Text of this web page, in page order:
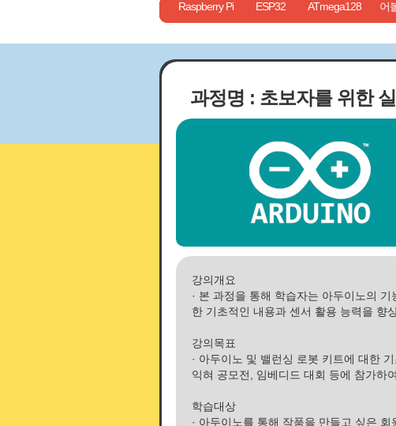
Chat GPT AI 툴 일반 AI 그래픽 활용
1단계 컴퓨터는 나의 친구! 2단계 뭘 만들어
Raspberry Pi ESP32 ATmega128
기타
과정명 : 초보자를 위한
강의개요
· 본 과정을 통해 학습자는 아두이노의
한 기초적인 내용과 센서 활용 능력을 향
강의목표
· 아두이노 및 밸런싱 로봇 키트에 대한
익혀 공모전, 임베디드 대회 등에 참가하
학습대상
· 아두이노를 통해 작품을 만들고 싶은